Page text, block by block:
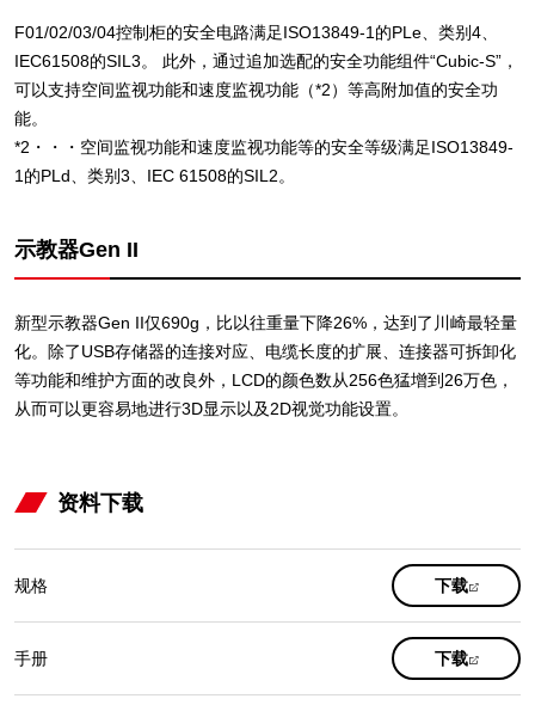
F01/02/03/04控制柜的安全电路满足ISO13849-1的PLe、类别4、
IEC61508的SIL3。 此外，通过追加选配的安全功能组件“Cubic-S”，
可以支持空间监视功能和速度监视功能（*2）等高附加值的安全功
能。
*2・・・空间监视功能和速度监视功能等的安全等级满足ISO13849-
1的PLd、类别3、IEC 61508的SIL2。
示教器Gen II
新型示教器Gen II仅690g，比以往重量下降26%，达到了川崎最轻量
化。除了USB存储器的连接对应、电缆长度的扩展、连接器可拆卸化
等功能和维护方面的改良外，LCD的颜色数从256色猛增到26万色，
从而可以更容易地进行3D显示以及2D视觉功能设置。
资料下载
规格 下载(opens
in
a
new
tab)
手册 下载(opens
in
a